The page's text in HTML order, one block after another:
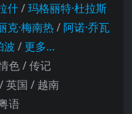
什/玛格丽特·杜拉斯
克·梅南热/ 阿诺·乔瓦
波 /更多…
色 / 传记
英国 / 越南
语